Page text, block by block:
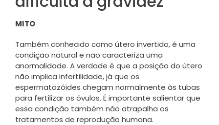
MITO
Também conhecido como útero invertido, é uma
condição natural e não caracteriza uma
anormalidade. A verdade é que a posição do útero
não implica infertilidade, já que os
espermatozóides chegam normalmente às tubas
para fertilizar os óvulos. É importante salientar que
essa condição também não atrapalha os
tratamentos de reprodução humana.